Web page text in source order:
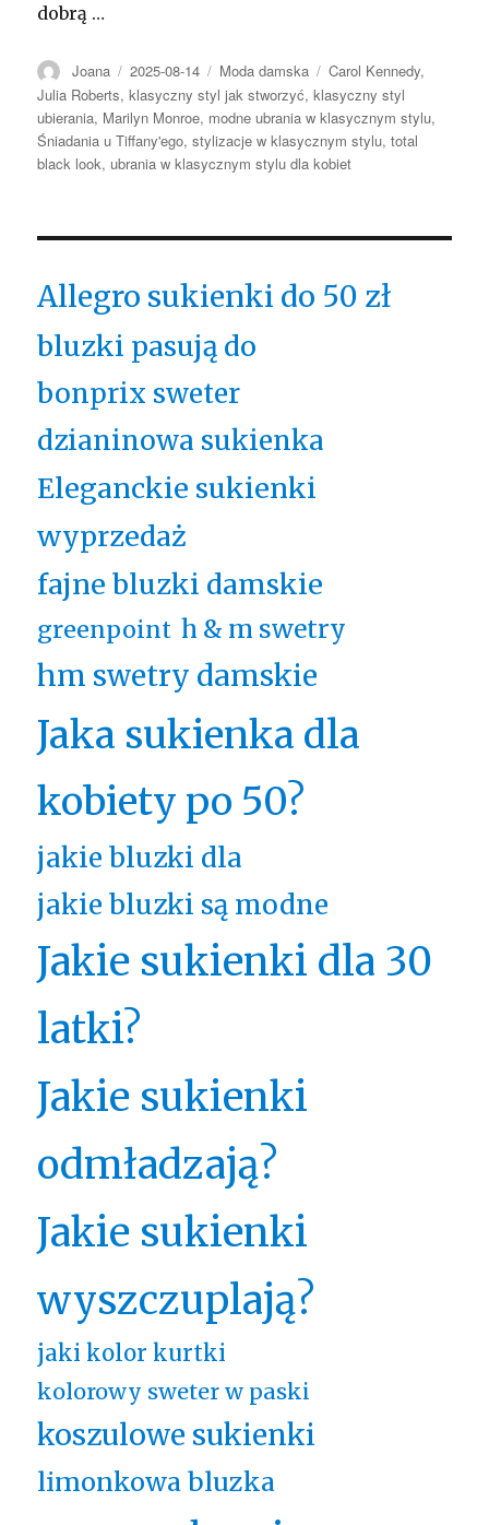
dobrą …
Autor
Joana Opublikowano
2025-08-14 Kategorie
Moda damska Tagi
Carol Kennedy,
Julia Roberts,klasyczny styl jak stworzyć,klasyczny styl
ubierania, Marilyn Monroe, modne ubrania w klasycznym stylu,
Śniadania u Tiffany'ego,stylizacje w klasycznym stylu,total
black look, ubrania w klasycznym stylu dla kobiet
Allegro sukienki do 50 zł
bluzki pasują do
bonprix sweter
dzianinowa sukienka
Eleganckie sukienki
wyprzedaż
fajne bluzki damskie
greenpoint h & m swetry
hm swetry damskie
Jaka sukienka dla
kobiety po 50?
jakie bluzki dla
jakie bluzki są modne
Jakie sukienki dla 30
latki?
Jakie sukienki
odmładzają?
Jakie sukienki
wyszczuplają?
jaki kolor kurtki
kolorowy sweter w paski
koszulowe sukienki
limonkowa bluzka